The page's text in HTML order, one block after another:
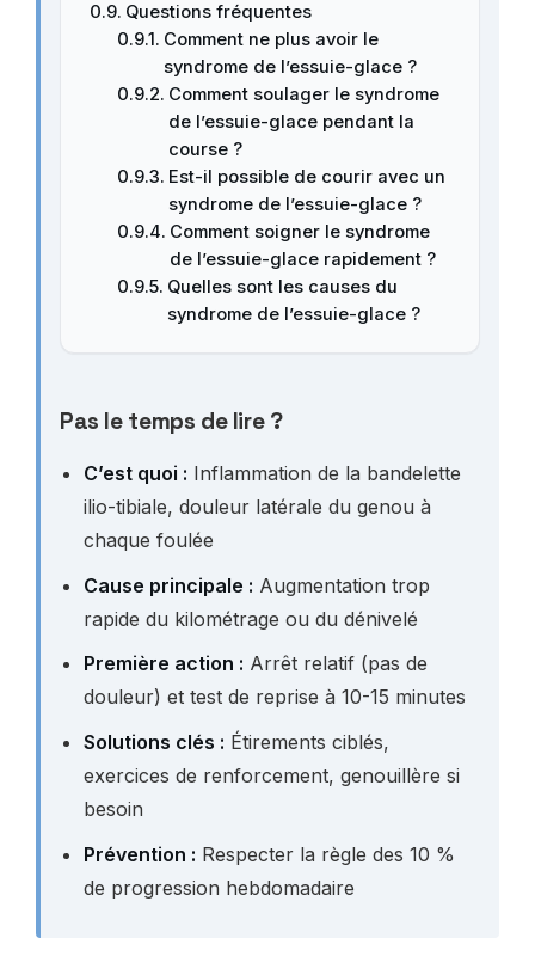
Questions fréquentes
Comment ne plus avoir le
syndrome de l’essuie-glace ?
Comment soulager le syndrome
de l’essuie-glace pendant la
course ?
Est-il possible de courir avec un
syndrome de l’essuie-glace ?
Comment soigner le syndrome
de l’essuie-glace rapidement ?
Quelles sont les causes du
syndrome de l’essuie-glace ?
Pas le temps de lire ?
C’est quoi : Inflammation de la bandelette
ilio-tibiale, douleur latérale du genou à
chaque foulée
Cause principale : Augmentation trop
rapide du kilométrage ou du dénivelé
Première action : Arrêt relatif (pas de
douleur) et test de reprise à 10-15 minutes
Solutions clés : Étirements ciblés,
exercices de renforcement, genouillère si
besoin
Prévention : Respecter la règle des 10 %
de progression hebdomadaire